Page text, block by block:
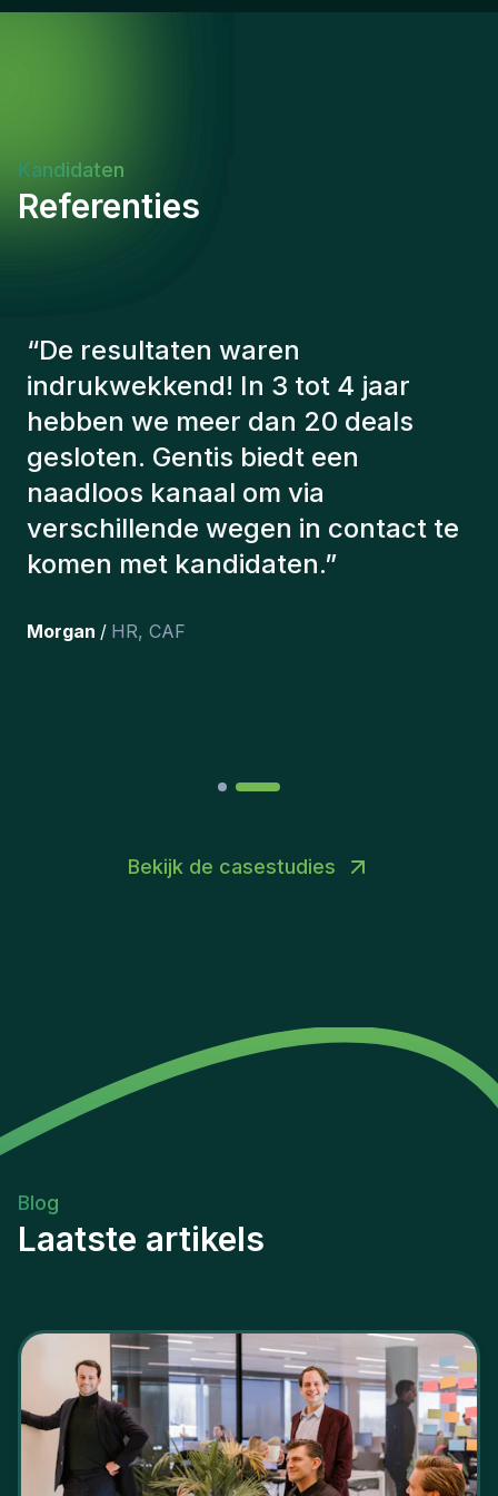
Kandidaten
Referenties
“De consultants van Gentis
hebben altijd rekening gehouden
met een aantal factoren om ons de
juiste kandidaten voor te stellen.
De kandidaten die we hebben
aangeworven, werken nog steeds
bij ons en persoonlijk ben ik erg
team hebben opgenomen.
Bekijk de casestudies
Blog
Laatste artikels